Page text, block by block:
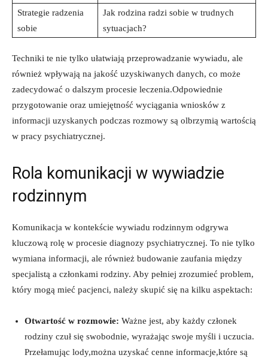
Strategie ​radzenia
sobie
Jak rodzina radzi sobie‌ w trudnych
‌sytuacjach?
Techniki te nie tylko ułatwiają przeprowadzanie wywiadu, ale
również wpływają na jakość​ uzyskiwanych danych, co może
zadecydować o dalszym procesie leczenia.Odpowiednie
przygotowanie oraz umiejętność wyciągania wniosków z
informacji uzyskanych podczas rozmowy są olbrzymią wartością
w pracy psychiatrycznej.
Rola komunikacji w⁣ wywiadzie
rodzinnym
Komunikacja w ​kontekście wywiadu rodzinnym odgrywa
kluczową rolę w procesie diagnozy psychiatrycznej. To⁤ nie tylko
wymiana informacji, ale również budowanie zaufania ⁣między
specjalistą a członkami rodziny. Aby pełniej zrozumieć⁤ problem,
który mogą mieć pacjenci, należy skupić się na ⁤kilku aspektach:
Otwartość w rozmowie: Ważne jest, aby ​każdy członek
rodziny czuł się swobodnie, wyrażając swoje myśli i uczucia.
Przełamując lody,można uzyskać cenne ​informacje,które są⁣